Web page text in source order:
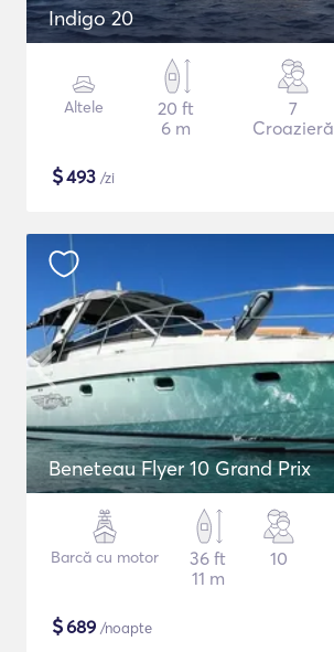
Indigo 20
Altele
20 ft
6 m
7
Croazieră
$493 /zi
Beneteau Flyer 10 Grand Prix
Barcă cu motor
36 ft
11 m
10
$689 /noapte